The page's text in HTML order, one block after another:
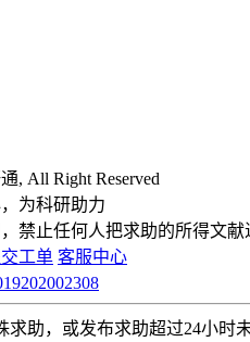
, All Right Reserved
为科研助力
禁止任何人把求助的所得文
工单 客服中心
助，或发布求助超过24小时